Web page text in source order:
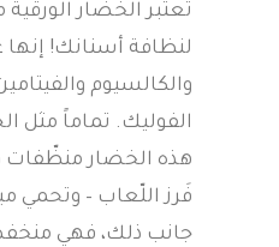
تُعتبر الخضار
لنظافة أسنانك! إنها
الفوليك. تماماً مثل
هذه الخضار منظّفات
فَرز اللّعاب – وتحمي
جانب ذلك، فهي